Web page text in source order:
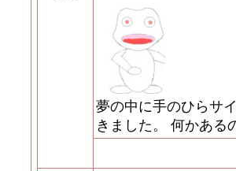
夢の中に手のひらサ
きました。 何かある